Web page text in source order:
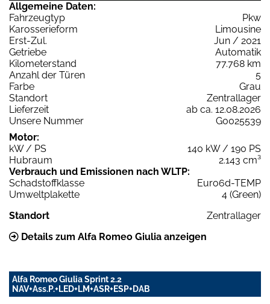
Allgemeine Daten:
Fahrzeugtyp
Pkw
Karosserieform
Limousine
Erst-Zul.
Jun / 2021
Getriebe
Automatik
Kilometerstand
77.768 km
Anzahl der Türen
5
Farbe
Grau
Standort
Zentrallager
Lieferzeit
ab ca. 12.08.2026
Unsere Nummer
G0025539
Motor:
kW / PS
140 kW / 190 PS
Hubraum
2.143 cm³
Verbrauch und Emissionen nach WLTP:
Schadstoffklasse
Euro6d-TEMP
Umweltplakette
4 (Green)
Standort
Zentrallager
Details zum Alfa Romeo Giulia anzeigen
Alfa Romeo Giulia Sprint 2.2
NAV+Ass.P.+LED+LM+ASR+ESP+DAB